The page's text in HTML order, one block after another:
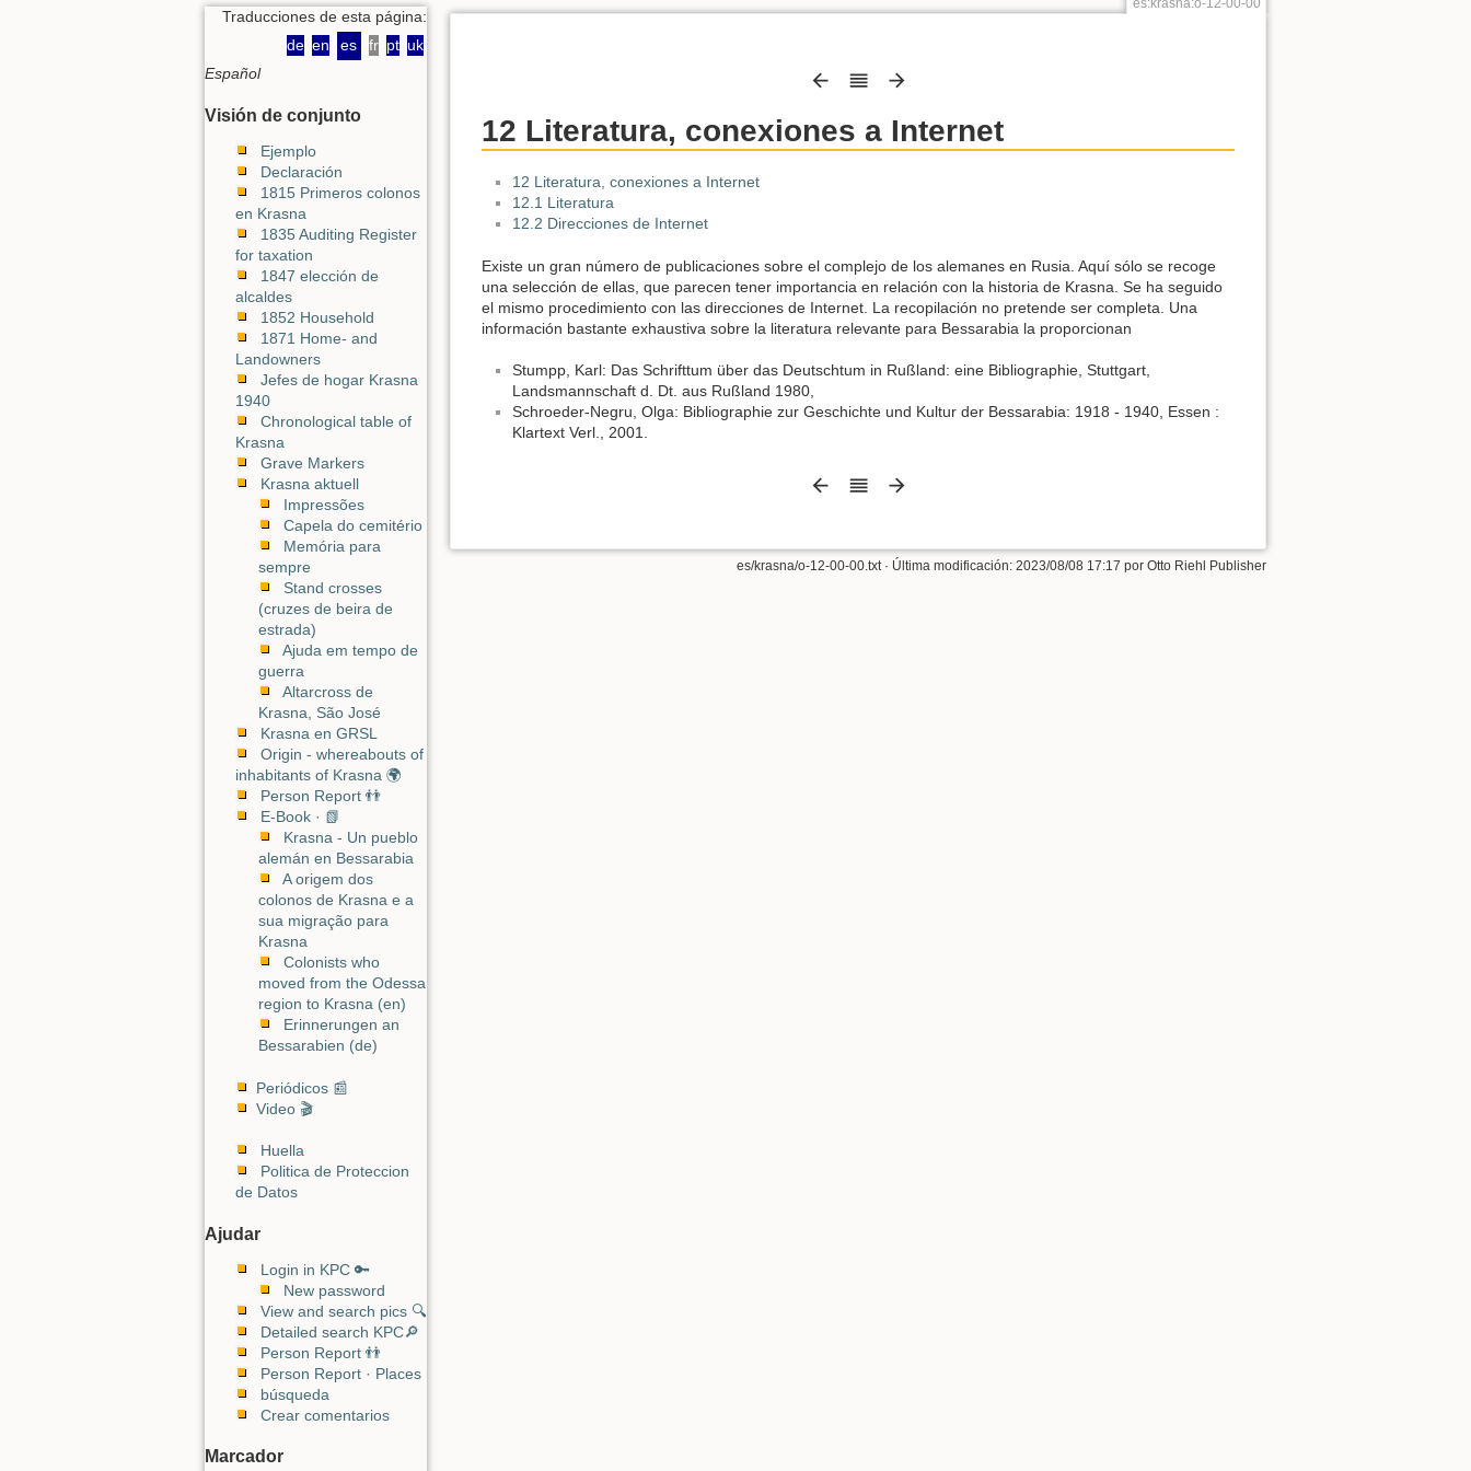
Traducciones de esta página:
de en es fr pt uk
Español
Visión de conjunto
Ejemplo
Declaración
1815 Primeros colonos
en Krasna
1835 Auditing Register
for taxation
1847 elección de
alcaldes
1852 Household
1871 Home- and
Landowners
Jefes de hogar Krasna
1940
Chronological table of
Krasna
Grave Markers
Krasna aktuell
Impressões
Capela do cemitério
Memória para
sempre
Stand crosses
(cruzes de beira de
estrada)
Ajuda em tempo de
guerra
Altarcross de
Krasna, São José
Krasna en GRSL
Origin - whereabouts of
inhabitants of Krasna 🌍
Person Report 👬
E-Book · 📗
Krasna - Un pueblo
alemán en Bessarabia
A origem dos
colonos de Krasna e a
sua migração para
Krasna
Colonists who
moved from the Odessa
region to Krasna (en)
Erinnerungen an
Bessarabien (de)
Periódicos 📰
Video 🎬
Huella
Politica de Proteccion
de Datos
Ajudar
Login in KPC 🔑
New password
View and search pics 🔍
Detailed search KPC🔎
Person Report 👬
Person Report · Places
búsqueda
Crear comentarios
Marcador
12 Literatura, conexiones a Internet
12 Literatura, conexiones a Internet
12.1 Literatura
12.2 Direcciones de Internet
Existe un gran número de publicaciones sobre el complejo de los alemanes en Rusia. Aquí sólo se recoge
una selección de ellas, que parecen tener importancia en relación con la historia de Krasna. Se ha seguido
el mismo procedimiento con las direcciones de Internet. La recopilación no pretende ser completa. Una
información bastante exhaustiva sobre la literatura relevante para Bessarabia la proporcionan
Stumpp, Karl: Das Schrifttum über das Deutschtum in Rußland: eine Bibliographie, Stuttgart,
Landsmannschaft d. Dt. aus Rußland 1980,
Schroeder-Negru, Olga: Bibliographie zur Geschichte und Kultur der Bessarabia: 1918 - 1940, Essen :
Klartext Verl., 2001.
es/krasna/o-12-00-00.txt· Última modificación: 2023/08/08 17:17 por Otto Riehl Publisher